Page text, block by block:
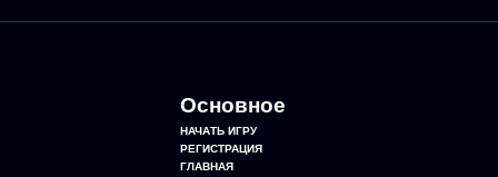
Основное
НАЧАТЬ ИГРУ
РЕГИСТРАЦИЯ
ГЛАВНАЯ